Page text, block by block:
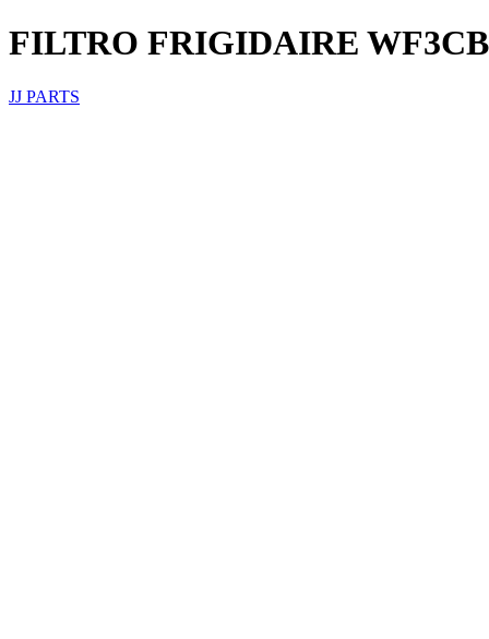
FILTRO FRIGIDAIRE WF3CB
JJ PARTS